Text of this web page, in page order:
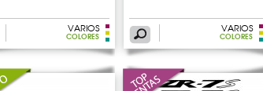
VARIOS
COLORES
VARIOS
COLORES